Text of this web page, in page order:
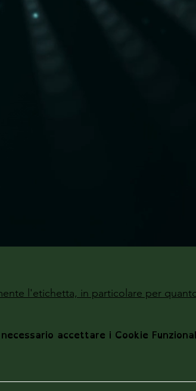
l'etichetta, in particolare per
accettare i Cookie